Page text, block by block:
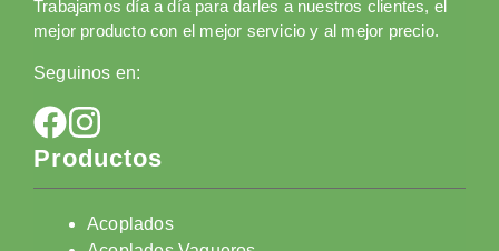
Trabajamos día a día para darles a nuestros clientes, el
mejor producto con el mejor servicio y al mejor precio.
Seguinos en:
Productos
Acoplados